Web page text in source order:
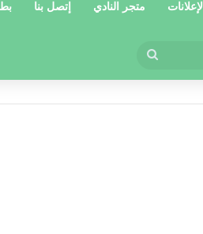
الإعلانات متجر النادي إتصل بنا
عن